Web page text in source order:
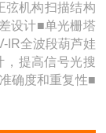
弦机构扫描结构
设计■单光栅塔
IR全波段葫芦娃
，提高信号光搜
确度和重复性■